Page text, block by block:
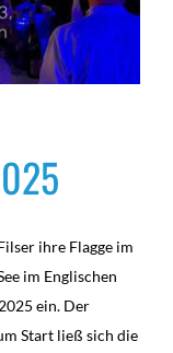
ihre Flagge im
im Englischen
ein. Der
Start ließ sich die